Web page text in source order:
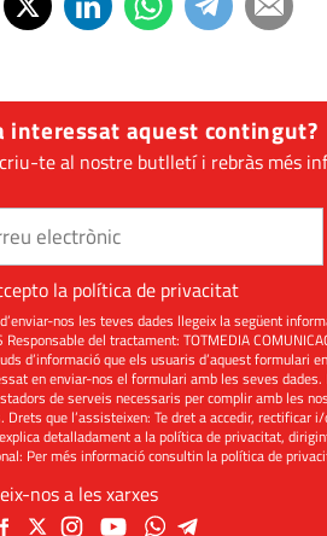
interessat aquest contingut?
te al nostre butlletí i rebràs més
la política de privacitat
nos les teves dades llegeix la següent
Responsable del tractament: TOTMEDIA
d’informació que els usuaris d’aquest formulari
en enviar-nos el formulari amb les seves
de serveis necessaris per complir amb les
Drets que l’assisteixen: Te dret a accedir,
detalladament a la política de privacitat,
Per més informació consultin lapolítica de
nos a les xarxes